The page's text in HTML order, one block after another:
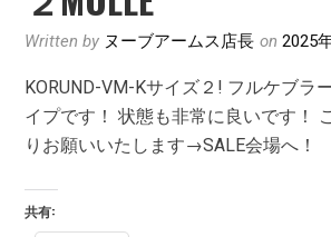
Written by ヌーブアームス店長 on2025
KORUND-VM-Kサイズ２! フルケブラ
イプです！ 状態も非常に良いです！
りお願いいたします→SALE会場へ！
共有: